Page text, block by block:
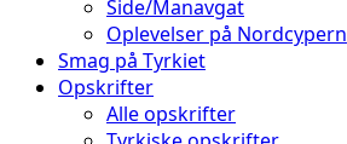
Side/Manavgat
Oplevelser på Nordcypern
Smag på Tyrkiet
Opskrifter
Alle opskrifter